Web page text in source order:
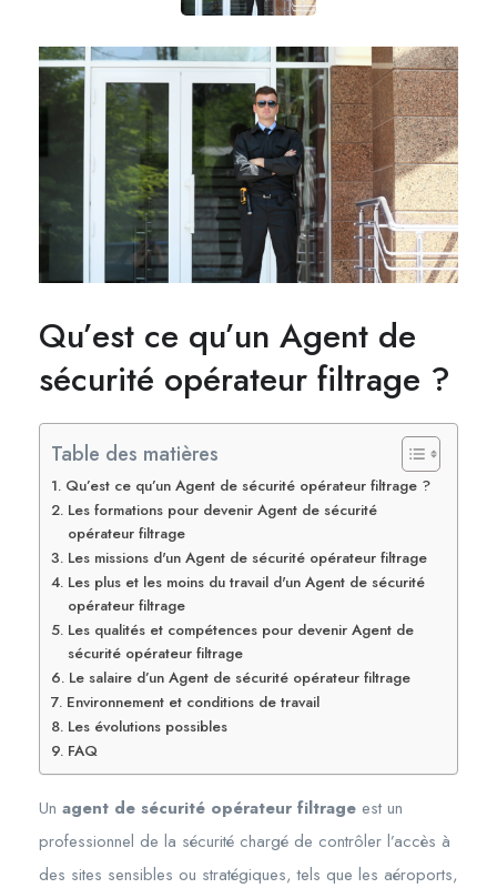
Qu’est ce qu’un Agent de
sécurité opérateur filtrage ?
Table des matières
Qu’est ce qu’un Agent de sécurité opérateur filtrage ?
Les formations pour devenir Agent de sécurité
opérateur filtrage
Les missions d'un Agent de sécurité opérateur filtrage
Les plus et les moins du travail d'un Agent de sécurité
opérateur filtrage
Les qualités et compétences pour devenir Agent de
sécurité opérateur filtrage
Le salaire d’un Agent de sécurité opérateur filtrage
Environnement et conditions de travail
Les évolutions possibles
FAQ
Un agent de sécurité opérateur filtrage est un
professionnel de la sécurité chargé de contrôler l’accès à
des sites sensibles ou stratégiques, tels que les aéroports,